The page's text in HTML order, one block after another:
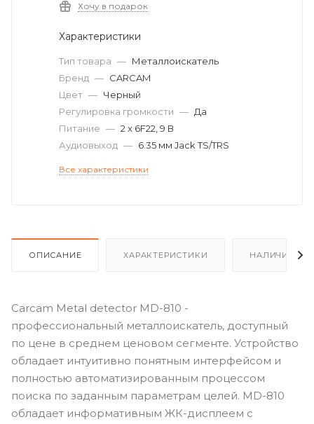
Хочу в подарок
Характеристики
Тип товара — Металлоискатель
Бренд — CARCAM
Цвет — Черный
Регулировка громкости — Да
Питание — 2 x 6F22, 9 В
Аудиовыход — 6.35 мм Jack TS/TRS
Все характеристики
ОПИСАНИЕ ХАРАКТЕРИСТИКИ НАЛИЧИЕ
Сarcam Metal detector MD-810 -
профессиональный металлоискатель, доступный
по цене в среднем ценовом сегменте. Устройство
обладает интуитивно понятным интерфейсом и
полностью автоматизированным процессом
поиска по заданным параметрам целей. MD-810
обладает информативным ЖК-дисплеем с